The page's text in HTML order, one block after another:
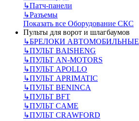
↳Патч-панели
↳Разъемы
Показать все Оборудование СКС
Пульты для ворот и шлагбаумов
↳БРЕЛОКИ АВТОМОБИЛЬНЫЕ
↳ПУЛЬТ BAISHENG
↳ПУЛЬТ AN-MOTORS
↳ПУЛЬТ APOLLO
↳ПУЛЬТ APRIMATIC
↳ПУЛЬТ BENINCA
↳ПУЛЬТ BFT
↳ПУЛЬТ CAME
↳ПУЛЬТ CRAWFORD